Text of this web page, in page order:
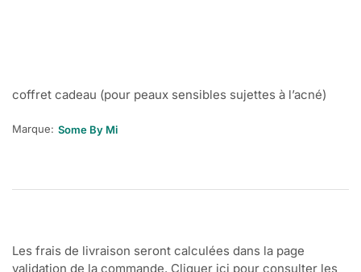
coffret cadeau (pour peaux sensibles sujettes à l’acné)
Marque: Some By Mi
Les frais de livraison seront calculées dans la page
validation de la commande. Cliquer ici pour consulter les